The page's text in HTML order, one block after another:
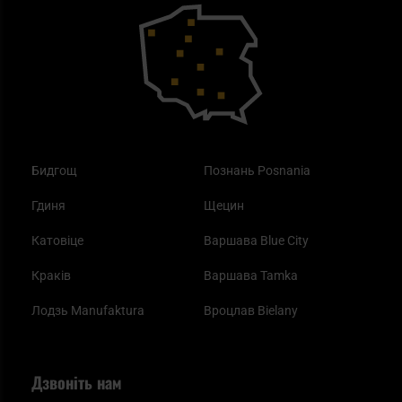
Бидгощ
Гдиня
Катовіце
Краків
Лодзь Manufaktura
Познань Posnania
Щецин
Варшава Blue City
Варшава Tamka
Вроцлав Bielany
Як працює маска від смогу?
Найкращі спальні мішки на осінь
Дзвоніть нам